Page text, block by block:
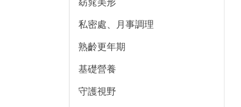
私密處、月事調理
熟齡更年期
基礎營養
守護視野